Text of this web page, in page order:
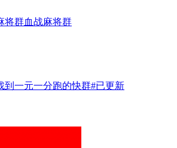
将群血战麻将群
到一元一分跑的快群#已更新